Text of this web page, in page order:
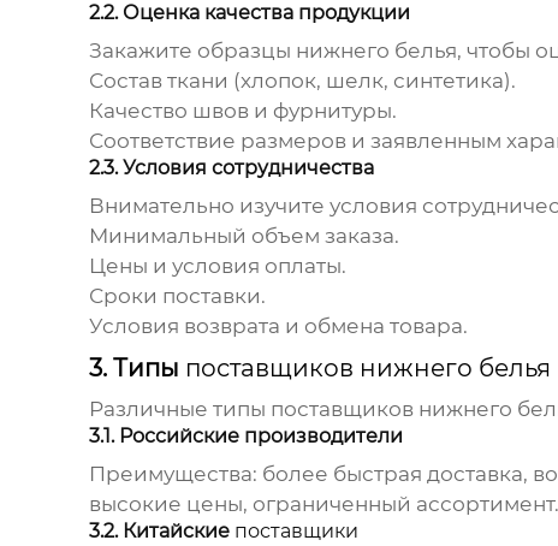
2.2. Оценка качества продукции
Закажите образцы нижнего белья, чтобы
Состав ткани (хлопок, шелк, синтетика).
Качество швов и фурнитуры.
Соответствие размеров и заявленным
2.3. Условия сотрудничества
Внимательно изучите условия
Минимальный объем заказа.
Цены и условия оплаты.
Сроки поставки.
Условия возврата и обмена товара.
3. Типы поставщиков нижнего белья
Различные типы поставщиков нижнего
3.1. Российские производители
Преимущества: более быстрая доставка,
высокие цены, ограниченный ассортимент.
3.2. Китайские поставщики